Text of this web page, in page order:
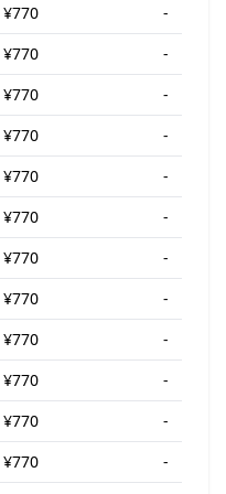
¥770
-
¥770
-
¥770
-
¥770
-
¥770
-
¥770
-
¥770
-
¥770
-
¥770
-
¥770
-
¥770
-
¥770
-